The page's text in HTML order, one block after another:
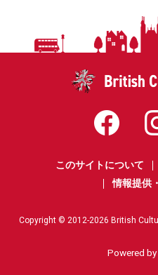
このサイトについて
情報提供
Copyright © 2012-2026 British
Powered